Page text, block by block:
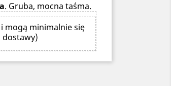
. Gruba, mocna taśma.
mogą minimalnie się
dostawy)